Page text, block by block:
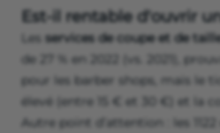
Est-il rentable d'ouvrir
Les services de coupe et de
de 27 % en 2022 (vs. 2021),
pour les barber shops, mais le
élevé (entre 15 € et 30 €) et la
Autre point d’attention : les